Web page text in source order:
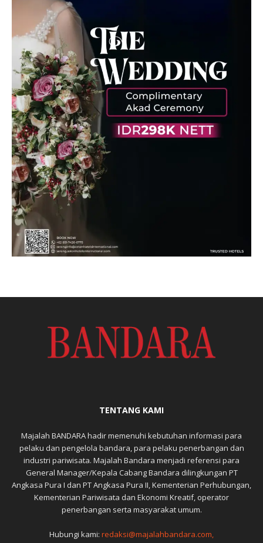
TENTANG KAMI
Majalah BANDARA hadir memenuhi kebutuhan informasi para
pelaku dan pengelola bandara, para pelaku penerbangan dan
industri pariwisata. Majalah Bandara menjadi referensi para
General Manager/Kepala Cabang Bandara dilingkungan PT
Angkasa Pura I dan PT Angkasa Pura II, Kementerian Perhubungan,
Kementerian Pariwisata dan Ekonomi Kreatif, operator
penerbangan serta masyarakat umum.
Hubungi kami: redaksi@majalahbandara.com,